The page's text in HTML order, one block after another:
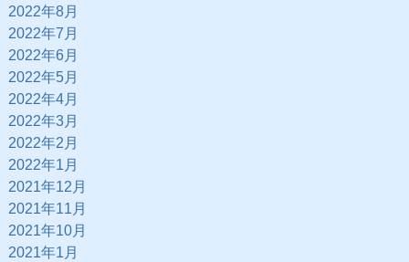
2022年8月
2022年7月
2022年6月
2022年5月
2022年4月
2022年3月
2022年2月
2022年1月
2021年12月
2021年11月
2021年10月
2021年1月